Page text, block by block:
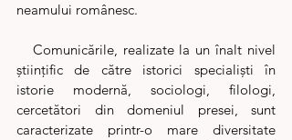
neamului românesc.
științific de către istorici specialiști în
istorie modernă, sociologi, filologi,
cercetători din domeniul presei, sunt
caracterizate printr-o mare diversitate